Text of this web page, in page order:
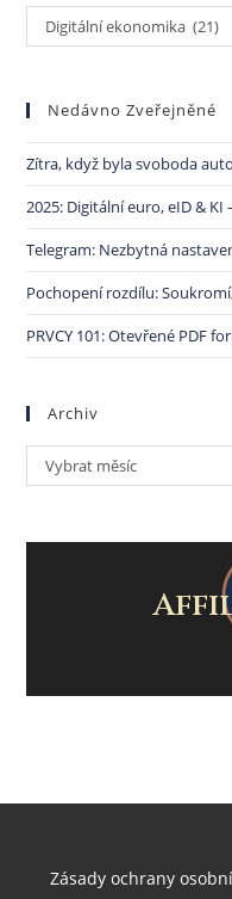
Digitální ekonomika (21)
Nedávno Zveřejněné
Zítra, když byla svoboda
2025: Digitální euro, eID &
Telegram: Nezbytná
Pochopení rozdílu:
PRVCY 101: Otevřené PDF
Archiv
Vybrat měsíc
Zásady ochrany